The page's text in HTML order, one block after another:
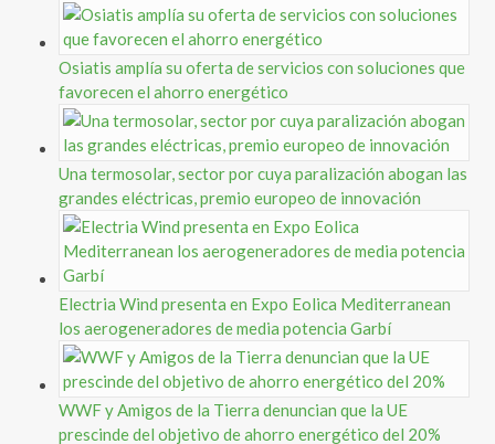
Osiatis amplía su oferta de servicios con soluciones que
favorecen el ahorro energético
Una termosolar, sector por cuya paralización abogan las
grandes eléctricas, premio europeo de innovación
Electria Wind presenta en Expo Eolica Mediterranean
los aerogeneradores de media potencia Garbí
WWF y Amigos de la Tierra denuncian que la UE
prescinde del objetivo de ahorro energético del 20%